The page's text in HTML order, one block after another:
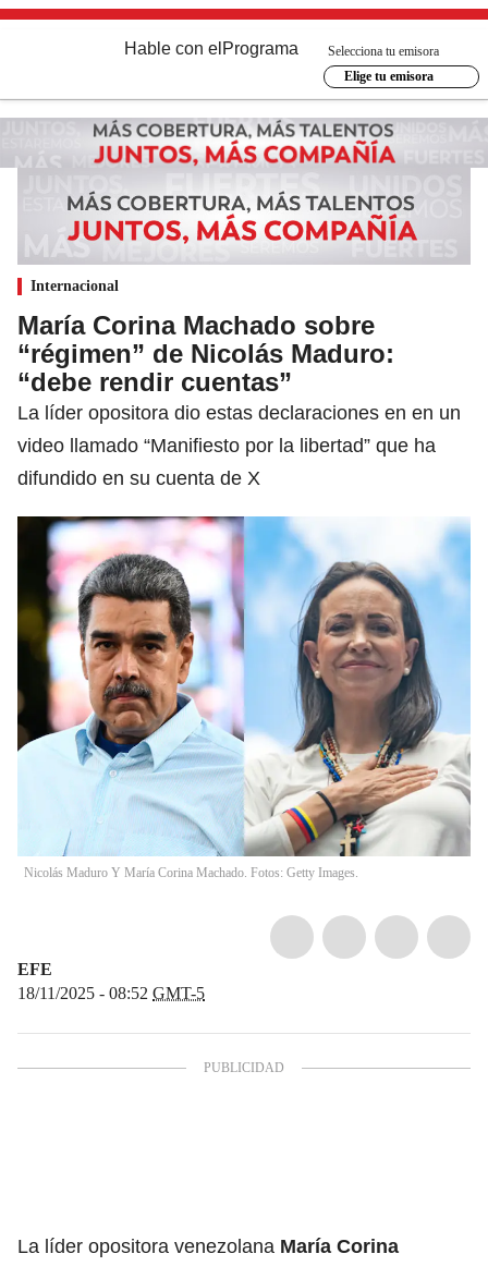
Hable con el Programa
Selecciona tu emisora
Elige tu emisora
Internacional
María Corina Machado sobre
“régimen” de Nicolás Maduro:
“debe rendir cuentas”
La líder opositora dio estas declaraciones en en un
video llamado “Manifiesto por la libertad” que ha
difundido en su cuenta de X
Nicolás Maduro Y María Corina Machado. Fotos: Getty Images.
EFE
18/11/2025 - 08:52 GMT-5
La líder opositora venezolana María Corina